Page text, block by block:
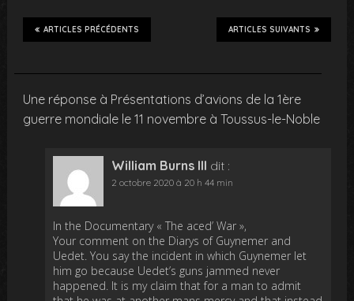
ARTICLES SUIVANTS
ARTICLES PRÉCÉDENTS
Une réponse à Présentations d’avions de la 1ère
guerre mondiale le 11 novembre à Toussus-le-Noble
William Burns III dit :
2 octobre 2020 à 20 h 44 min
In the Documentary « The aced’ War »,
Your comment on the Diarys of Guynemer and
Uedet. You say the incident in which Guynemer let
him go because Uedet’s guns jammed never
happened. It is my claim that for a man to admit